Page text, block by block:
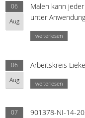
06
Aug
Malen kann
unter
weiterlesen
06
Aug
Arbeitskreis
weiterlesen
07
901378-NI-14-